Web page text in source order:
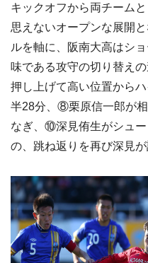
キックオフから両チーム
思えないオープンな展開
ルを軸に、阪南大高はシ
味である攻守の切り替え
押し上げて高い位置から
半28分、⑧栗原信一郎が
なぎ、⑩深見侑生がシュ
の、跳ね返りを再び深見